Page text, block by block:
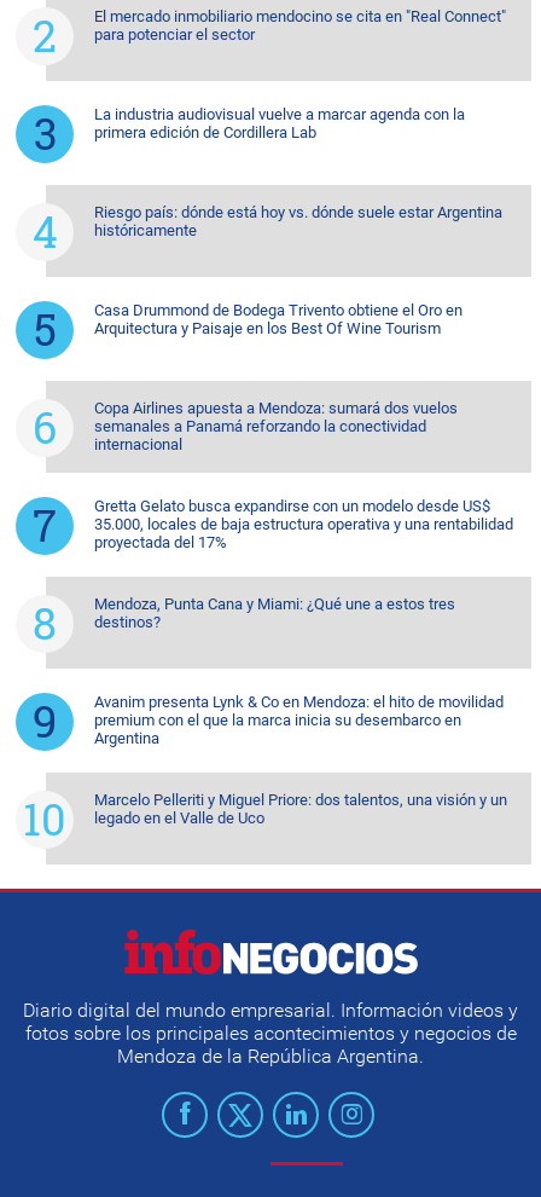
El mercado inmobiliario mendocino se cita en "Real Connect"
para potenciar el sector
La industria audiovisual vuelve a marcar agenda con la
primera edición de Cordillera Lab
Riesgo país: dónde está hoy vs. dónde suele estar Argentina
históricamente
Casa Drummond de Bodega Trivento obtiene el Oro en
Arquitectura y Paisaje en los Best Of Wine Tourism
Copa Airlines apuesta a Mendoza: sumará dos vuelos
semanales a Panamá reforzando la conectividad
internacional
Gretta Gelato busca expandirse con un modelo desde US$
35.000, locales de baja estructura operativa y una rentabilidad
proyectada del 17%
Mendoza, Punta Cana y Miami: ¿Qué une a estos tres
destinos?
Avanim presenta Lynk & Co en Mendoza: el hito de movilidad
premium con el que la marca inicia su desembarco en
Argentina
Marcelo Pelleriti y Miguel Priore: dos talentos, una visión y un
legado en el Valle de Uco
Diario digital del mundo empresarial. Información videos y
fotos sobre los principales acontecimientos y negocios de
Mendoza de la República Argentina.